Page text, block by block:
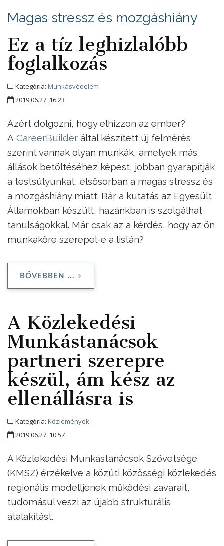
Magas stressz és mozgáshiány
Ez a tíz leghizlalóbb
foglalkozás
Kategória: Munkásvédelem
2019.06.27. 16:23
Azért dolgozni, hogy elhízzon az ember?
A CareerBuilder által készített új felmérés
szerint vannak olyan munkák, amelyek más
állások betöltéséhez képest, jobban gyarapítják
a testsúlyunkat, elsősorban a magas stressz és
a mozgáshiány miatt. Bár a kutatás az Egyesült
Államokban készült, hazánkban is szolgálhat
tanulságokkal. Már csak az a kérdés, hogy az ön
munkaköre szerepel-e a listán?
BŐVEBBEN ...
A Közlekedési
Munkástanácsok
partneri szerepre
készül, ám kész az
ellenállásra is
Kategória: Közlemények
2019.06.27. 10:57
A Közlekedési Munkástanácsok Szövetsége
(KMSZ) érzékelve a közúti közösségi közlekedés
regionális modelljének működési zavarait,
tudomásul veszi az újabb strukturális
átalakítást.